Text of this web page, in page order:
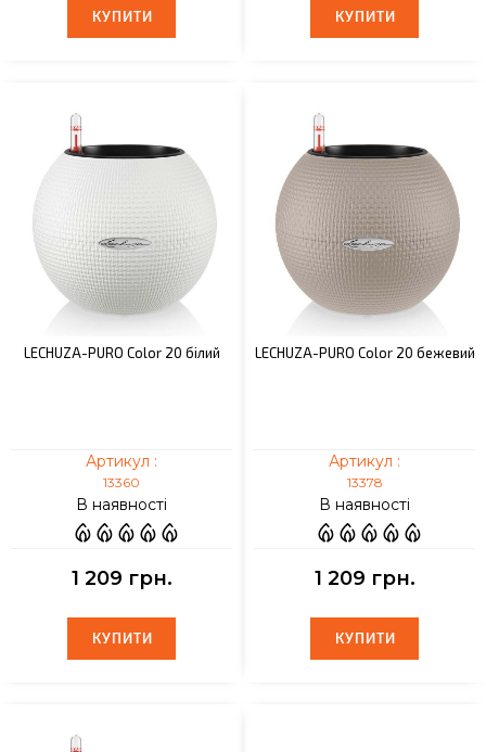
КУПИТИ
КУПИТИ КУПИТИ
КУПИТИ
LECHUZA-PURO Color 20 білий
Артикул :
13360
В наявності
1 209 грн.
КУПИТИ
КУПИТИ
LECHUZA-PURO Color 20 бежевий
Артикул :
13378
В наявності
1 209 грн.
КУПИТИ
КУПИТИ